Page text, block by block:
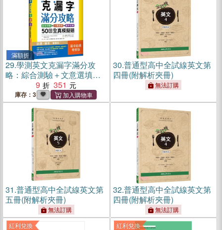
滿額折
29.學測英文克漏字滿分攻
略：綜合測驗＋文意選填＋
篇章結構50回全真模擬題
【篇章結構增修版】（菊
8K）
9 351
庫存：3
30.普通型高中全試線英文第
四冊(附解析夾冊)
無法訂購
31.普通型高中全試線英文第
五冊(附解析夾冊)
無法訂購
32.普通型高中全試線英文第
四冊(附解析夾冊)
無法訂購
紅利兌換
紅利兌換